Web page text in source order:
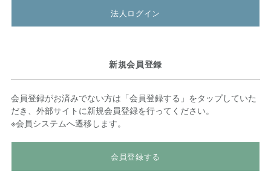
法人ログイン
新規会員登録
会員登録がお済みでない方は「会員登録する」をタップしていた
だき、外部サイトに新規会員登録を行ってください。
※会員システムへ遷移します。
会員登録する